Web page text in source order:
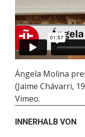
Ángela Molina
(Jaime Chávarri,
Vimeo.
INNERHALB VON